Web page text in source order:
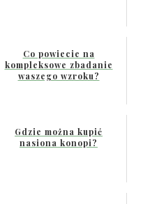
Co powiecie na
kompleksowe zbadanie
waszego wzroku?
Gdzie można kupić
nasiona konopi?